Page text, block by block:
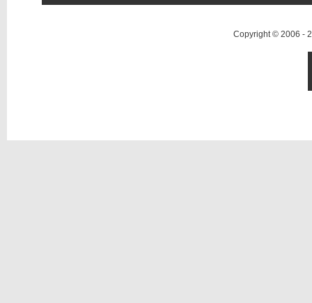
Copyright © 2006 -